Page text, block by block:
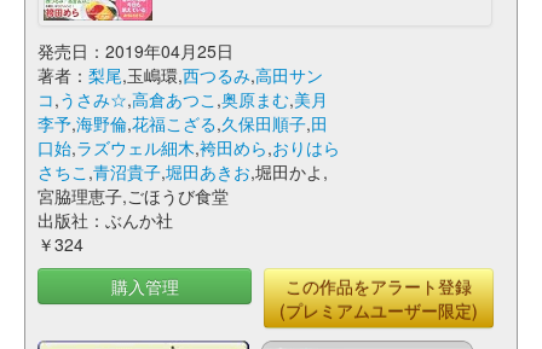
発売日：2019年04月25日
著者： 梨尾,玉嶋環,西つるみ,高田サン
コ,うさみ☆,高倉あつこ ,奥原まむ,美月
李予,海野倫,花福こざる,久保田順子,田
口始,ラズウェル細木,袴田めら,おりはら
さちこ ,青沼貴子,堀田あきお,堀田かよ,
宮脇理恵子,ごほうび食堂
出版社：ぶんか社
￥324
購入管理
この作品をアラート登録
(プレミアムユーザー限定)